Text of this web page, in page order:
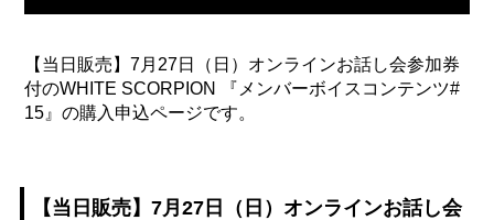
【当日販売】7月27日（日）オンラインお話し会参加券
付のWHITE SCORPION 『メンバーボイスコンテンツ#
15』の購入申込ページです。
【当日販売】7月27日（日）オンラインお話し会